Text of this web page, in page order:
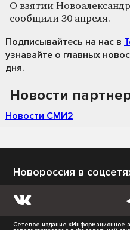
О взятии
сообщили 30 апреля.
Подписывайтесь на нас в
узнавайте о главных
дня.
Новости
Новости СМИ2
Новороссия в
Сетевое издание «Информационное